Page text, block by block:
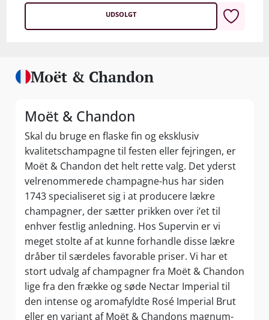
UDSOLGT
Moët & Chandon
Moët & Chandon
Skal du bruge en flaske fin og eksklusiv
kvalitetschampagne til festen eller fejringen, er
Moët & Chandon det helt rette valg. Det yderst
velrenommerede champagne-hus har siden
1743 specialiseret sig i at producere lækre
champagner, der sætter prikken over i’et til
enhver festlig anledning. Hos Supervin er vi
meget stolte af at kunne forhandle disse lækre
dråber til særdeles favorable priser. Vi har et
stort udvalg af champagner fra Moët & Chandon
lige fra den frække og søde Nectar Imperial til
den intense og aromafyldte Rosé Imperial Brut
eller en variant af Moët & Chandons magnum-